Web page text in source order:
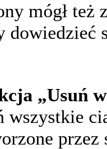
mógł
dowiedzieć
„Usuń
wszystkie